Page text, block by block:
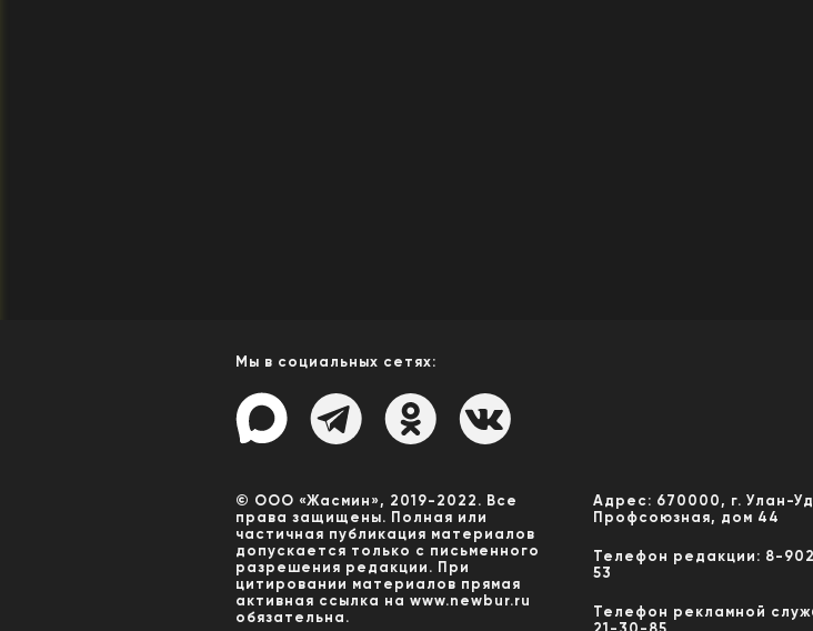
Мы в социальных сетях:
© ООО «Жасмин», 2019-2022. Все
права защищены. Полная или
частичная публикация материалов
допускается только с письменного
разрешения редакции. При
цитировании материалов прямая
активная ссылка на www.newbur.ru
обязательна.
Адрес: 670000, г. Улан-
Профсоюзная, дом 44
Телефон редакции: 8-
53
Телефон рекламной